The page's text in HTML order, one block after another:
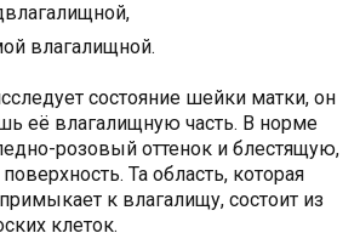
влагалищной.
состояние шейки матки, он
её влагалищную часть. В норме
розовый оттенок и блестящую,
Та область, которая
к влагалищу, состоит из
клеток.